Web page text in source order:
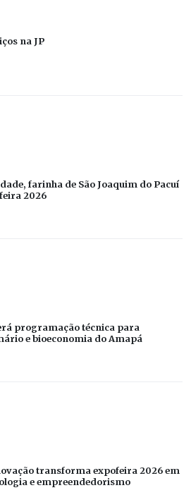
na JP
farinha de São Joaquim do Pacuí
2026
programação técnica para
e bioeconomia do Amapá
transforma expofeira 2026 em
e empreendedorismo